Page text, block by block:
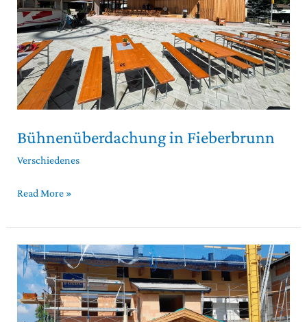
Bühnenüberdachung in Fieberbrunn
Verschiedenes
Read More »
Aufstockung
in
Waidring